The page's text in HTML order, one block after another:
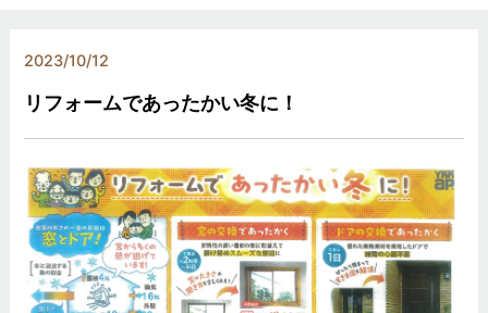
2023/10/12
リフォームであったかい冬に！